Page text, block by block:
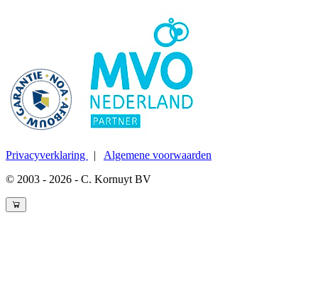
Privacyverklaring | Algemene voorwaarden
© 2003 - 2026 - C. Kornuyt BV